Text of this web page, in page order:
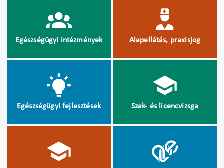
Egészségügyi intézmények Alapellátás, praxisjog
Egészségügyi fejlesztések Szak- és licencvizsga